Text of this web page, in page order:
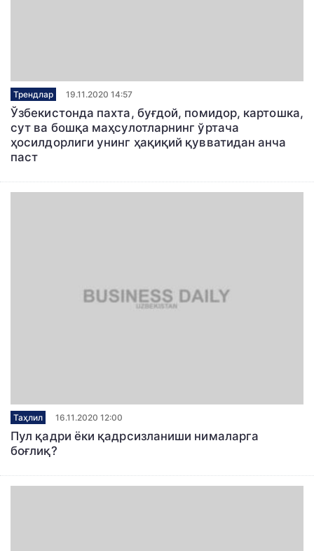
Трендлар 19.11.2020 14:57
Ўзбекистонда пахта, буғдой, помидор, картошка,
сут ва бошқа маҳсулотларнинг ўртача
ҳосилдорлиги унинг ҳақиқий қувватидан анча
паст
Таҳлил 16.11.2020 12:00
Пул қадри ёки қадрсизланиши нималарга
боғлиқ?